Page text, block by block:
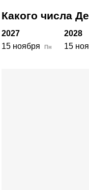
Какого числа
2027 2028
15 ноября
Пн 15